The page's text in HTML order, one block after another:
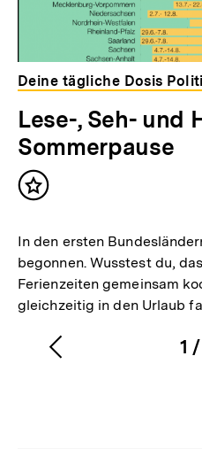
Deine tägliche Dosis
Lese-, Seh- und
Sommerpause
Inhalt
In den ersten
begonnen. Wusstest du,
Ferienzeiten gemeinsam
gleichzeitig in den Urlaub
1 /
Vorherigen